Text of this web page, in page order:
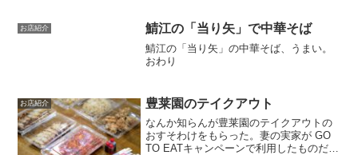
お店紹介 鯖江の「当り矢」で中華そば
鯖江の「当り矢」の中華そば、うまい。
おわり
お店紹介 豊莱園のテイクアウト
なんか知らんが豊莱園のテイクアウトの
おすそわけをもらった。妻の実家が GO
TO EATキャンペーンで利用したものだと